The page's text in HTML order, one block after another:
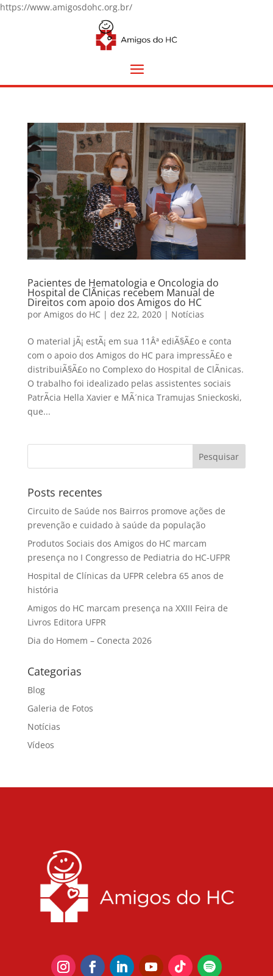
https://www.amigosdohc.org.br/
Pacientes de Hematologia e Oncologia do
Hospital de ClÃ­nicas recebem Manual de
Direitos com apoio dos Amigos do HC
por Amigos do HC | dez 22, 2020| Notícias
O material jÃ¡ estÃ¡ em sua 11Âª ediÃ§Ã£o e conta
com o apoio dos Amigos do HC para impressÃ£o e
distribuiÃ§Ã£o no Complexo do Hospital de ClÃ­nicas.
O trabalho foi idealizado pelas assistentes sociais
PatrÃ­cia Hella Xavier e MÃ´nica Tramujas Snieckoski,
que...
Posts recentes
Circuito de Saúde nos Bairros promove ações de
prevenção e cuidado à saúde da população
Produtos Sociais dos Amigos do HC marcam
presença no I Congresso de Pediatria do HC-UFPR
Hospital de Clínicas da UFPR celebra 65 anos de
história
Amigos do HC marcam presença na XXIII Feira de
Livros Editora UFPR
Dia do Homem – Conecta 2026
Categorias
Blog
Galeria de Fotos
Notícias
Vídeos